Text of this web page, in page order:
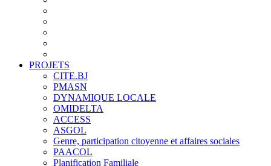
PROJETS
CITE.BJ
PMASN
DYNAMIQUE LOCALE
OMIDELTA
ACCESS
ASGOL
Genre, participation citoyenne et affaires sociales
PAACOL
Planification Familiale